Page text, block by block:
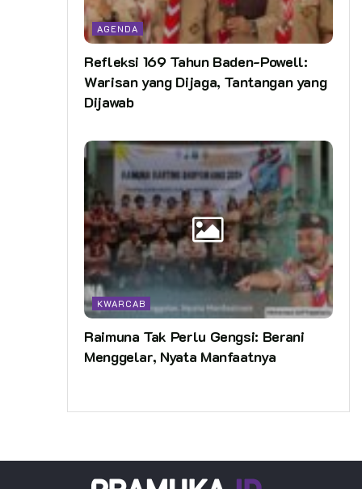
AGENDA
Refleksi 169 Tahun Baden-Powell:
Warisan yang Dijaga, Tantangan yang
Dijawab
KWARCAB
Raimuna Tak Perlu Gengsi: Berani
Menggelar, Nyata Manfaatnya